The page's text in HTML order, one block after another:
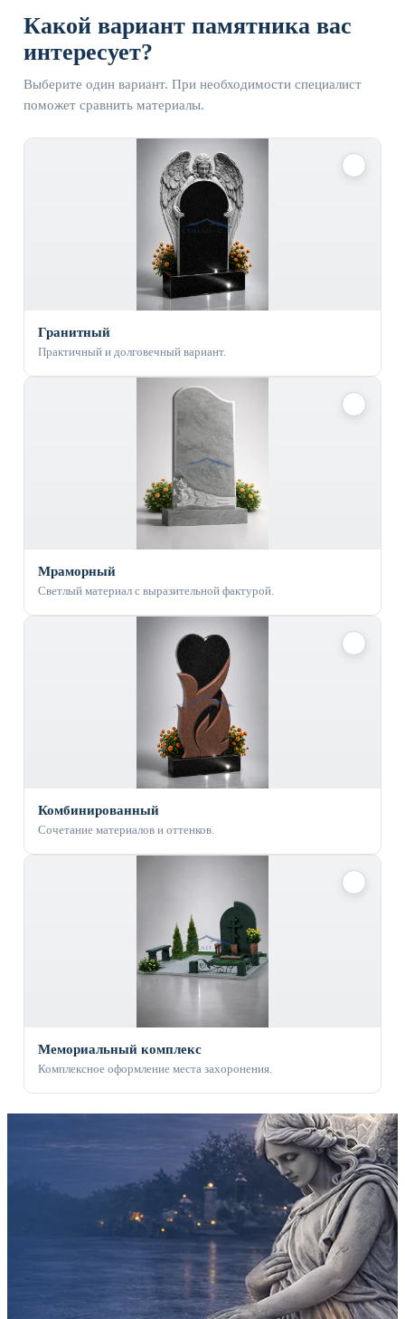
Какой вариант памятника вас
интересует?
Выберите один вариант. При необходимости специалист
поможет сравнить материалы.
Гранитный
Практичный и долговечный вариант.
Мраморный
Светлый материал с выразительной фактурой.
Комбинированный
Сочетание материалов и оттенков.
Мемориальный комплекс
Комплексное оформление места захоронения.